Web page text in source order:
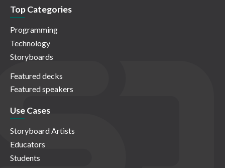
Top Categories
Programming
Technology
Storyboards
Featured decks
Featured speakers
Use Cases
Storyboard Artists
Educators
Students